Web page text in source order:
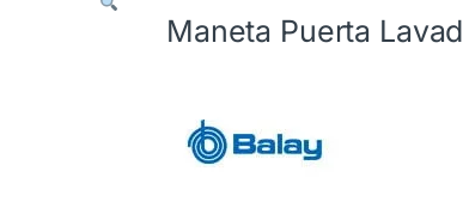
Maneta Puerta